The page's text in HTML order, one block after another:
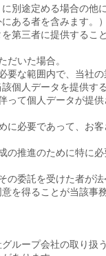
別途定める場合の他
ある者を含みます。
第三者に提供するこ
だいた場合。
要な範囲内で、当社
個人データを提供す
って個人データが提
に必要であって、お
の推進のために特に
の委託を受けた者が
を得ることが当該事
ループ会社の取り扱